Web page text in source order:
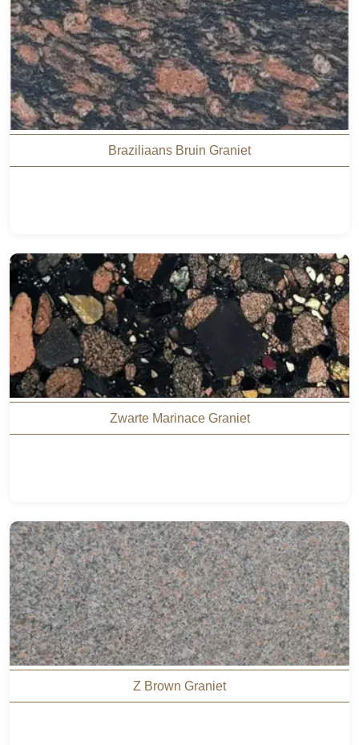
Braziliaans Bruin Graniet
Zwarte Marinace Graniet
Z Brown Graniet